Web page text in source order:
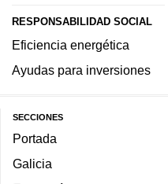
RESPONSABILIDAD SOCIAL
Eficiencia energética
Ayudas para inversiones
SECCIONES
Portada
Galicia